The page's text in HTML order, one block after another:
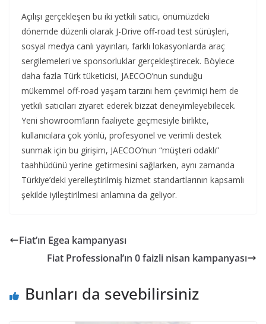
Açılışı gerçekleşen bu iki yetkili satıcı, önümüzdeki
dönemde düzenli olarak J-Drive off-road test sürüşleri,
sosyal medya canlı yayınları, farklı lokasyonlarda araç
sergilemeleri ve sponsorluklar gerçekleştirecek. Böylece
daha fazla Türk tüketicisi, JAECOO’nun sunduğu
mükemmel off-road yaşam tarzını hem çevrimiçi hem de
yetkili satıcıları ziyaret ederek bizzat deneyimleyebilecek.
Yeni showroom’ların faaliyete geçmesiyle birlikte,
kullanıcılara çok yönlü, profesyonel ve verimli destek
sunmak için bu girişim, JAECOO’nun “müşteri odaklı”
taahhüdünü yerine getirmesini sağlarken, aynı zamanda
Türkiye’deki yerelleştirilmiş hizmet standartlarının kapsamlı
şekilde iyileştirilmesi anlamına da geliyor.
Fiat’ın Egea kampanyası
Fiat Professional’ın 0 faizli nisan kampanyası
Bunları da sevebilirsiniz